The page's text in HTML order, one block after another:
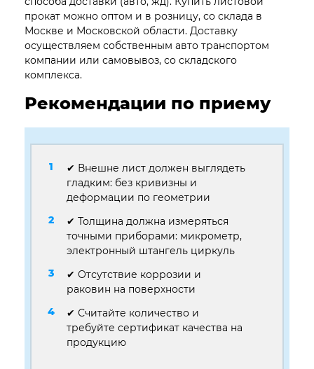
прокат можно оптом и в розницу, со склада в
Москве и Московской области. Доставку
осуществляем собственным авто транспортом
компании или самовывоз, со складского
комплекса.
Рекомендации по приему
✔ Внешне лист должен выглядеть
гладким: без кривизны и
деформации по геометрии
✔ Толщина должна измеряться
точными приборами: микрометр,
электронный штангель циркуль
✔ Отсутствие коррозии и
раковин на поверхности
✔ Считайте количество и
требуйте сертификат качества на
продукцию